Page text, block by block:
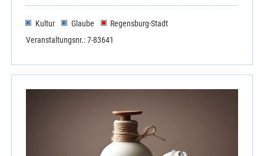
Kultur Glaube
Regensburg-Stadt
Veranstaltungsnr.: 7-83641